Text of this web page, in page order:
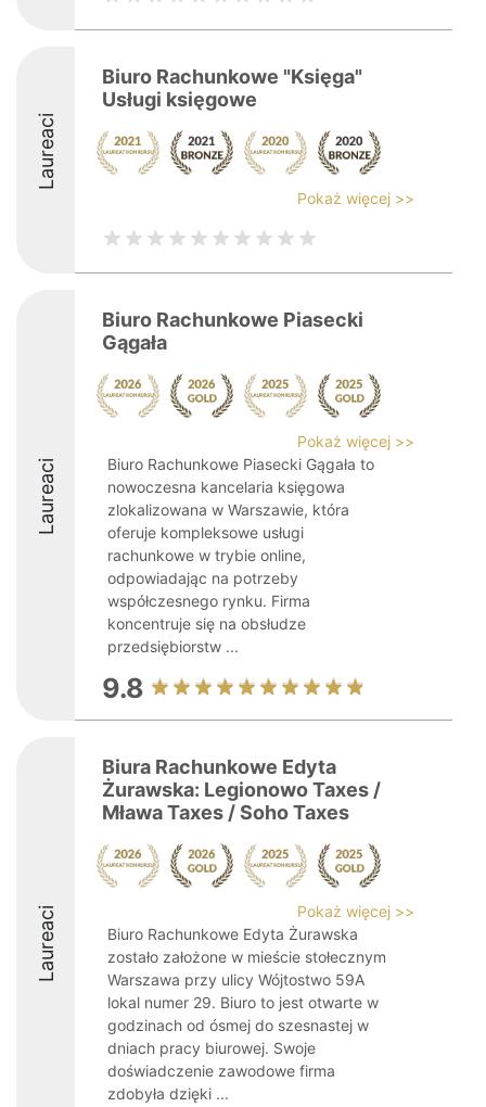
Laureaci
Biuro Rachunkowe "Księga"
Usługi księgowe
Pokaż więcej >>
Laureaci
Biuro Rachunkowe Piasecki
Gągała
Pokaż więcej >>
Biuro Rachunkowe Piasecki Gągała to
nowoczesna kancelaria księgowa
zlokalizowana w Warszawie, która
oferuje kompleksowe usługi
rachunkowe w trybie online,
odpowiadając na potrzeby
współczesnego rynku. Firma
koncentruje się na obsłudze
przedsiębiorstw ...
9.8
Laureaci
Biura Rachunkowe Edyta
Żurawska: Legionowo Taxes /
Mława Taxes / Soho Taxes
Pokaż więcej >>
Biuro Rachunkowe Edyta Żurawska
zostało założone w mieście stołecznym
Warszawa przy ulicy Wójtostwo 59A
lokal numer 29. Biuro to jest otwarte w
godzinach od ósmej do szesnastej w
dniach pracy biurowej. Swoje
doświadczenie zawodowe firma
zdobyła dzięki ...